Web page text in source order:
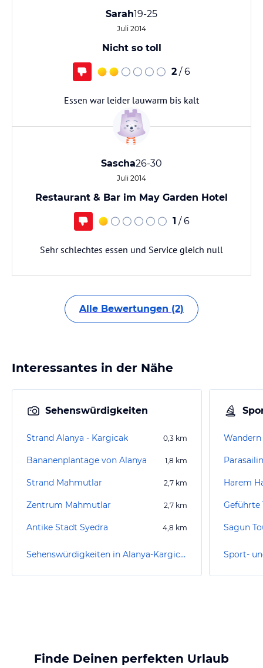
Sarah19-25
Juli 2014
Nicht so toll
2 / 6
Essen war leider lauwarm bis kalt
Sascha26-30
Juli 2014
Restaurant & Bar im May Garden Hotel
1 / 6
Sehr schlechtes essen und Service gleich null
Alle Bewertungen (2)
Interessantes in der Nähe
Sehenswürdigkeiten
Strand Alanya - Kargicak 0,3 km
Bananenplantage von Alanya 1,8 km
Strand Mahmutlar 2,7 km
Zentrum Mahmutlar 2,7 km
Antike Stadt Syedra 4,8 km
Sehenswürdigkeiten in Alanya-Kargicak
Harem
Geführte
Sagun
Finde Deinen perfekten Urlaub